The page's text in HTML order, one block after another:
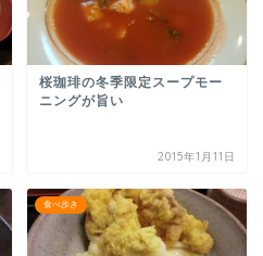
桜珈琲の冬季限定スープモー
ニングが旨い
2015年1月11日
食べ歩き